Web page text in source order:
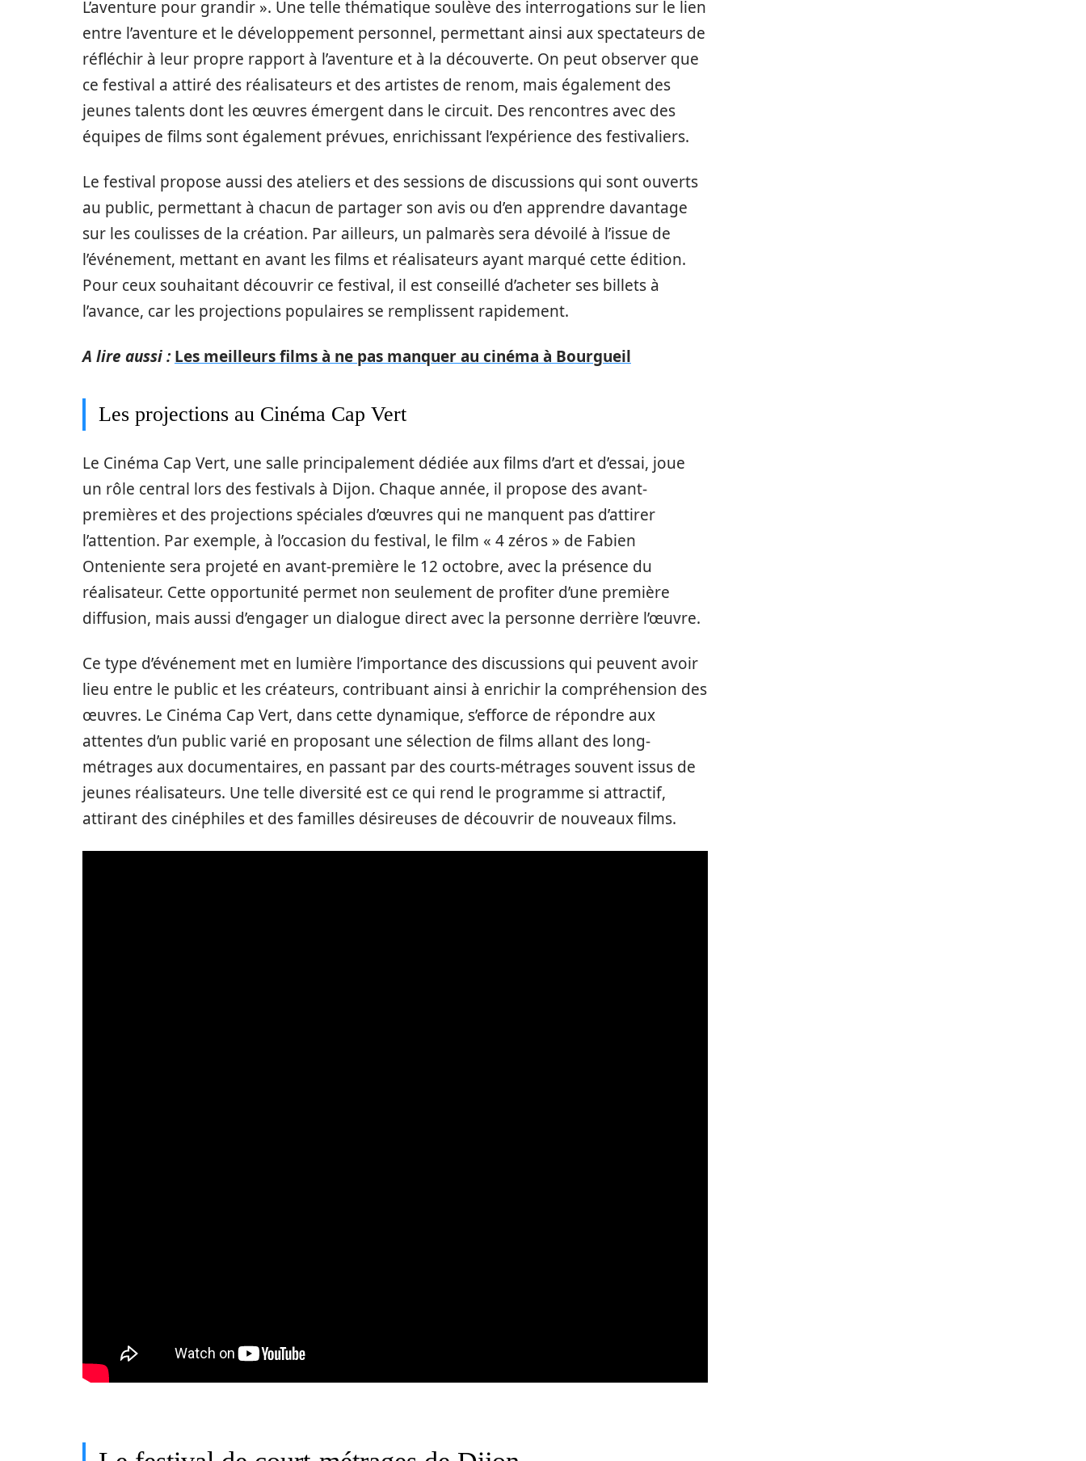
L’aventure pour grandir ». Une telle thématique soulève des interrogations sur le lien
entre l’aventure et le développement personnel, permettant ainsi aux spectateurs de
réfléchir à leur propre rapport à l’aventure et à la découverte. On peut observer que
ce festival a attiré des réalisateurs et des artistes de renom, mais également des
jeunes talents dont les œuvres émergent dans le circuit. Des rencontres avec des
équipes de films sont également prévues, enrichissant l’expérience des festivaliers.
Le festival propose aussi des ateliers et des sessions de discussions qui sont ouverts
au public, permettant à chacun de partager son avis ou d’en apprendre davantage
sur les coulisses de la création. Par ailleurs, un palmarès sera dévoilé à l’issue de
l’événement, mettant en avant les films et réalisateurs ayant marqué cette édition.
Pour ceux souhaitant découvrir ce festival, il est conseillé d’acheter ses billets à
l’avance, car les projections populaires se remplissent rapidement.
A lire aussi : Les meilleurs films à ne pas manquer au cinéma à Bourgueil
Les projections au Cinéma Cap Vert
Le Cinéma Cap Vert, une salle principalement dédiée aux films d’art et d’essai, joue
un rôle central lors des festivals à Dijon. Chaque année, il propose des avant-
premières et des projections spéciales d’œuvres qui ne manquent pas d’attirer
l’attention. Par exemple, à l’occasion du festival, le film « 4 zéros » de Fabien
Onteniente sera projeté en avant-première le 12 octobre, avec la présence du
réalisateur. Cette opportunité permet non seulement de profiter d’une première
diffusion, mais aussi d’engager un dialogue direct avec la personne derrière l’œuvre.
Ce type d’événement met en lumière l’importance des discussions qui peuvent avoir
lieu entre le public et les créateurs, contribuant ainsi à enrichir la compréhension des
œuvres. Le Cinéma Cap Vert, dans cette dynamique, s’efforce de répondre aux
attentes d’un public varié en proposant une sélection de films allant des long-
métrages aux documentaires, en passant par des courts-métrages souvent issus de
jeunes réalisateurs. Une telle diversité est ce qui rend le programme si attractif,
attirant des cinéphiles et des familles désireuses de découvrir de nouveaux films.